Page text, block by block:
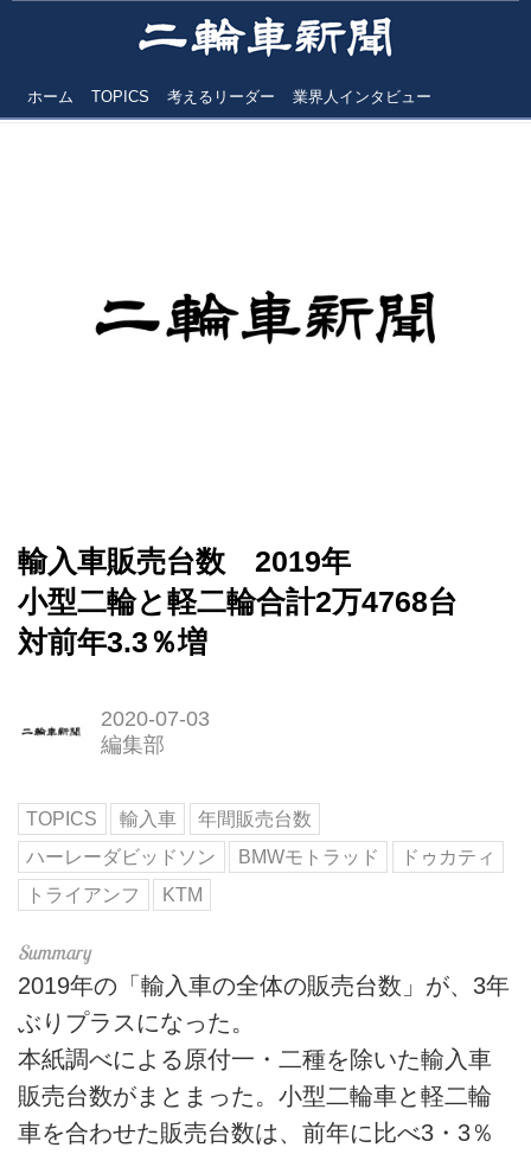
ホーム TOPICS 考えるリーダー 業界人インタビュー
輸入車販売台数 2019年
小型二輪と軽二輪合計2万4768台
対前年3.3％増
2020-07-03
編集部
TOPICS 輸入車
年間販売台数
ハーレーダビッドソン
BMWモトラッド
ドゥカティ
トライアンフ
KTM
2019年の「輸入車の全体の販売台数」が、3年
ぶりプラスになった。
本紙調べによる原付一・二種を除いた輸入車
販売台数がまとまった。小型二輪車と軽二輪
車を合わせた販売台数は、前年に比べ3・3％